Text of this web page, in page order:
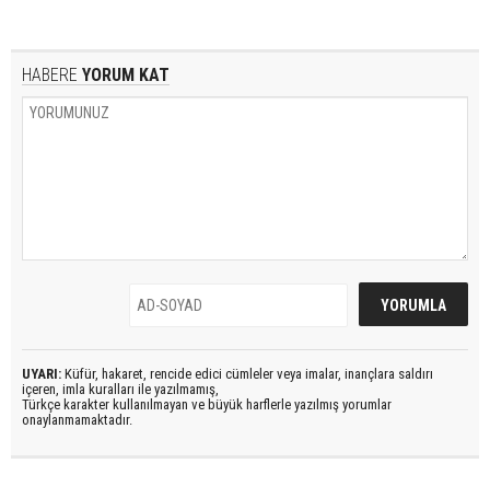
HABERE YORUM KAT
UYARI: Küfür, hakaret, rencide edici cümleler veya imalar, inançlara saldırı
içeren, imla kuralları ile yazılmamış,
Türkçe karakter kullanılmayan ve büyük harflerle yazılmış yorumlar
onaylanmamaktadır.